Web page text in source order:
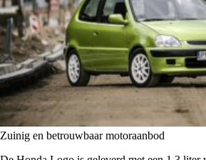
Zuinig en betrouwbaar motoraanbod